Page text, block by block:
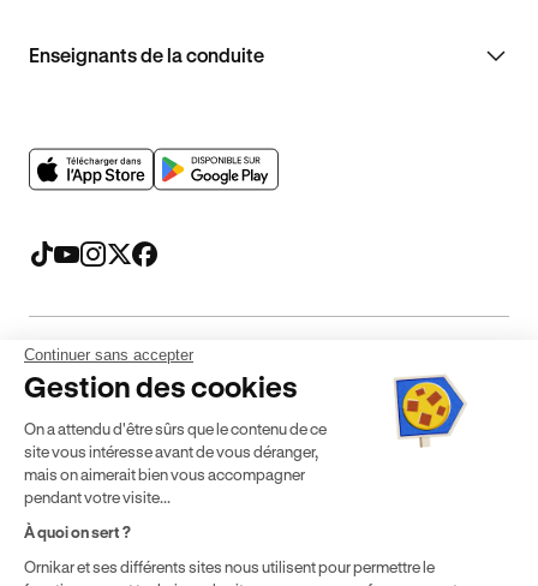
Enseignants de la conduite
Mentions légales CGV CGU Politique de confidentialité
* Détail des conditions de nos offres
localisation géographique et du type de formules que vous
achetez comme détaillé dans nosConditions Générales de
Continuer sans accepter
Gestion des cookies
On a attendu d'être sûrs que le contenu de ce
site vous intéresse avant de vous déranger,
mais on aimerait bien vous accompagner
pendant votre visite...
À quoi on sert ?
Ornikar et ses différents sites nous utilisent pour permettre le